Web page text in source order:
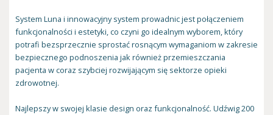
System Luna i innowacyjny system prowadnic jest połączeniem
funkcjonalności i estetyki, co czyni go idealnym wyborem, który
potrafi bezsprzecznie sprostać rosnącym wymaganiom w zakresie
bezpiecznego podnoszenia jak również przemieszczania
pacjenta w coraz szybciej rozwijającym się sektorze opieki
zdrowotnej.
Najlepszy w swojej klasie design oraz funkcjonalność. Udźwig 200